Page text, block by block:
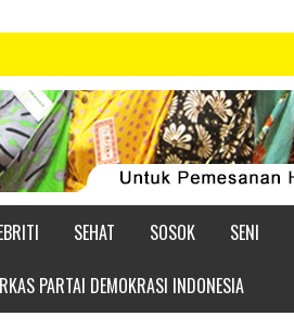
SEHAT SOSOK SENI
PARTAI DEMOKRASI INDONESIA